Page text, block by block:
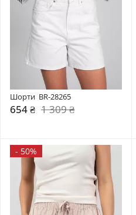
Шорти  BR-28265
654 ₴ 1 309 ₴
- 50%